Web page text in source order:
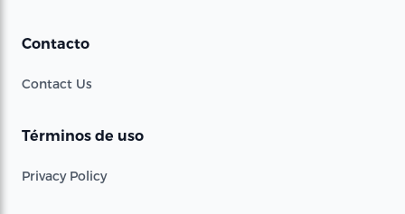
Contacto
Contact Us
Términos de uso
Privacy Policy